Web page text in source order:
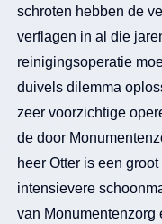
schroten hebben de
verflagen in al die
reinigingsoperatie
duivels dilemma
zeer voorzichtige
de door
heer Otter is een
intensievere
van Monumentenzorg